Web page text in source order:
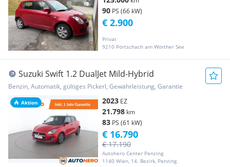
90 PS (66 kW)
Privat
9210 Pörtschach am Wörther See
€ 2.900
Aktion
Suzuki Swift 1.2 DualJet Mild-Hybrid
Benzin, Automatik, gültiges Pickerl, Gewährleistung, Garantie
2023 EZ
21.798 km
83 PS (61 kW)
Autohero Center Penzing
1140 Wien, 14. Bezirk, Penzing
€ 17.190
€ 16.790